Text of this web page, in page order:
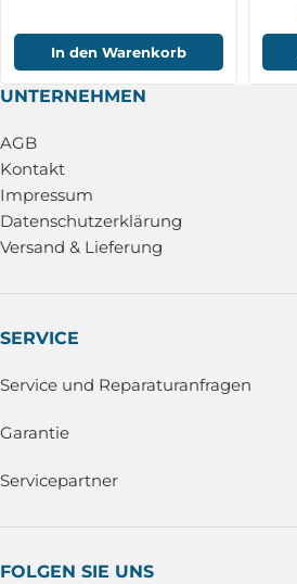
In den Warenkorb
UNTERNEHMEN
AGB
Kontakt
Impressum
Datenschutzerklärung
Versand & Lieferung
SERVICE
Service und Reparaturanfragen
Garantie
Servicepartner
FOLGEN SIE UNS